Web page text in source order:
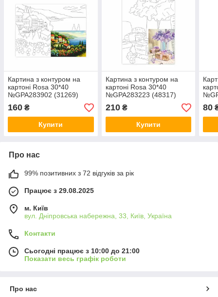
Картина з контуром на
картоні Rosa 30*40
№GPA283902 (31269)
"Море, будинок, гори,
квіти..."
160 ₴
Купити
Картина з контуром на
картоні Rosa 30*40
№GPA283223 (48317)
"Ніжний букет бузку у вазі"
210₴
Купити
80
Про нас
99% позитивних з 72 відгуків за рік
Працює з 29.08.2025
м. Київ
вул. Дніпровська набережна, 33, Київ, Україна
Контакти
Сьогодні працює з 10:00 до 21:00
Показати весь графік роботи
Про нас